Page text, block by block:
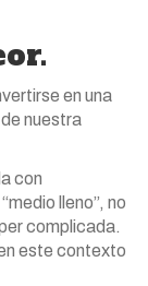
en una
nuestra
con
lleno”, no
complicada.
este contexto